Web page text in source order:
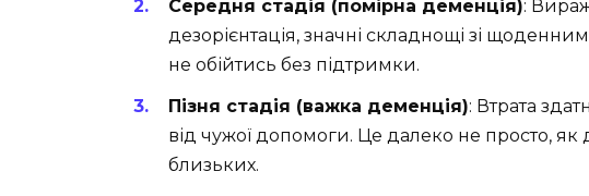
Середня стадія (помірна деменція):
дезорієнтація, значні складнощі зі
не обійтись без підтримки.
Пізня стадія (важка деменція): Втрата
від чужої допомоги. Це далеко не просто, як
близьких.